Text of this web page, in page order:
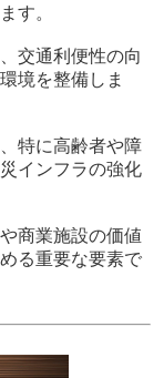
す。
交通利便性の向
境を整備しま
特に高齢者や障
インフラの強化
商業施設の価値
る重要な要素で